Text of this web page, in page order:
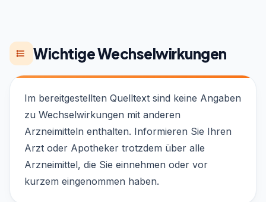
Wichtige Wechselwirkungen
Im bereitgestellten Quelltext sind keine Angaben
zu Wechselwirkungen mit anderen
Arzneimitteln enthalten. Informieren Sie Ihren
Arzt oder Apotheker trotzdem über alle
Arzneimittel, die Sie einnehmen oder vor
kurzem eingenommen haben.